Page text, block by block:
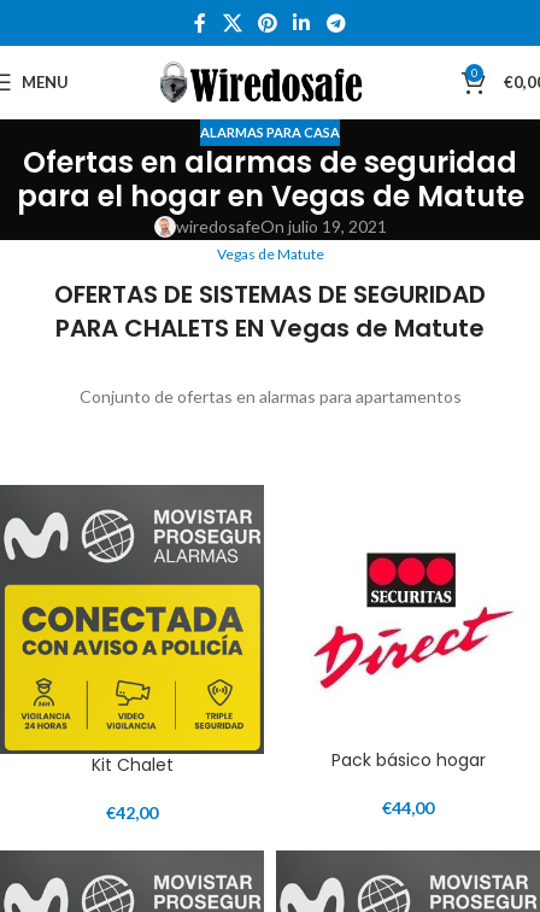
MENU 0 €
ALARMAS PARA CASA
Ofertas en alarmas de seguridad
para el hogar en Vegas de Matute
wiredosafeOn julio 19, 2021
Vegas de Matute
OFERTAS DE SISTEMAS DE SEGURIDAD
PARA CHALETS EN Vegas de Matute
Conjunto de ofertas en alarmas para apartamentos
Kit Chalet
€42,00
Pack básico hogar
€44,00